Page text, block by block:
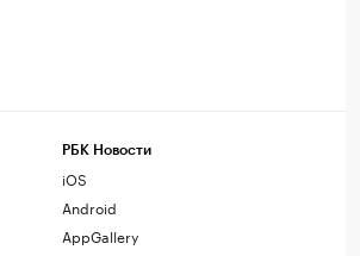
РБК Новости
iOS
Android
AppGallery